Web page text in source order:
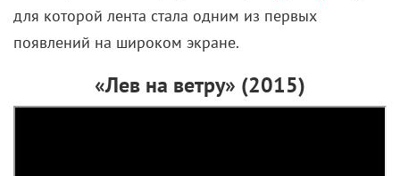
для которой лента стала одним из первых
появлений на широком экране.
«Лев на ветру» (2015)